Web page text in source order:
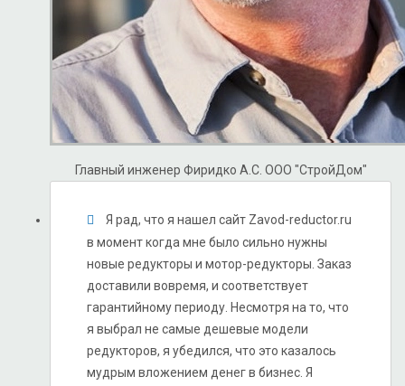
Главный инженер Фиридко А.С. ООО "СтройДом"
Я рад, что я нашел сайт Zavod-reductor.ru
в момент когда мне было сильно нужны
новые редукторы и мотор-редукторы. Заказ
доставили вовремя, и соответствует
гарантийному периоду. Несмотря на то, что
я выбрал не самые дешевые модели
редукторов, я убедился, что это казалось
мудрым вложением денег в бизнес. Я